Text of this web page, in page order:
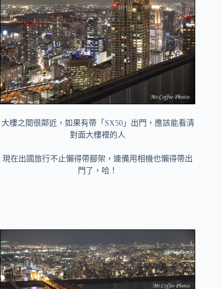
大樓之間很鄰近，如果有帶「 SX50」出門，應該能看清
對面大樓裡的人
現在出國旅行不止懶得帶腳架，連備用相機也懶得帶出
門了，哈！